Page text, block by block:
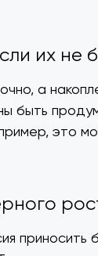
их не
а
быть
это
приносить